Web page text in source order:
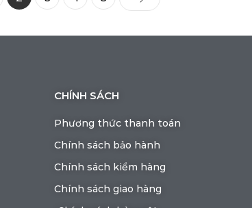
CHÍNH SÁCH
Phương thức thanh toán
Chính sách bảo hành
Chính sách kiểm hàng
Chính sách giao hàng